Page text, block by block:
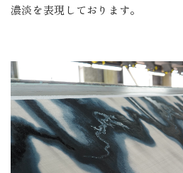
濃淡を表現しております。